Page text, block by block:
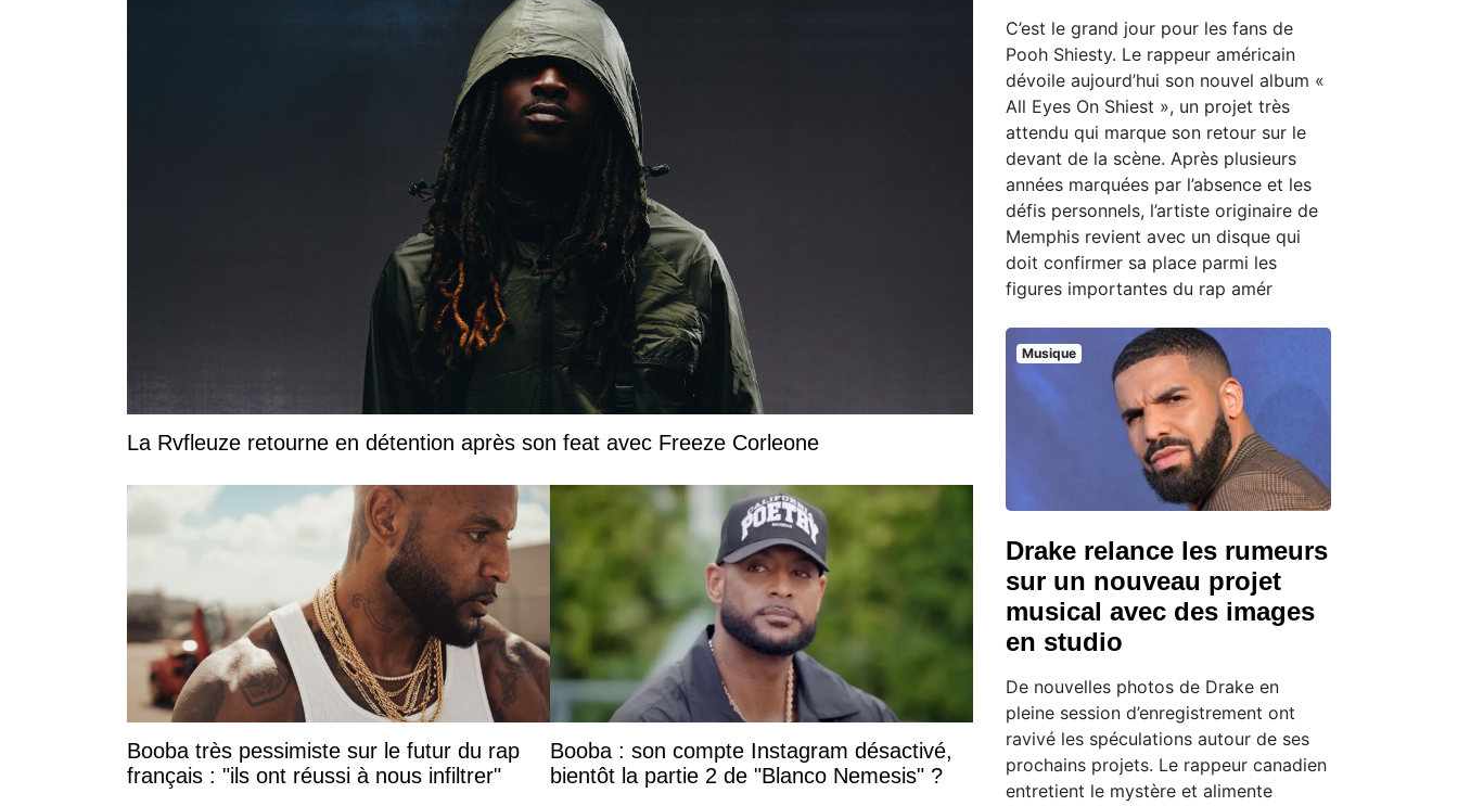
La Rvfleuze retourne en détention après son feat avec Freeze Corleone
Booba très pessimiste sur le futur du rap
français : "ils ont réussi à nous infiltrer"
Booba : son compte Instagram désactivé,
bientôt la partie 2 de "Blanco Nemesis" ?
C’est le grand jour pour les fans de
Pooh Shiesty. Le rappeur américain
dévoile aujourd’hui son nouvel album «
All Eyes On Shiest », un projet très
attendu qui marque son retour sur le
devant de la scène. Après plusieurs
années marquées par l’absence et les
défis personnels, l’artiste originaire de
Memphis revient avec un disque qui
doit confirmer sa place parmi les
figures importantes du rap amér
Musique
Drake relance les rumeurs
sur un nouveau projet
musical avec des images
en studio
De nouvelles photos de Drake en
pleine session d’enregistrement ont
ravivé les spéculations autour de ses
prochains projets. Le rappeur canadien
entretient le mystère et alimente